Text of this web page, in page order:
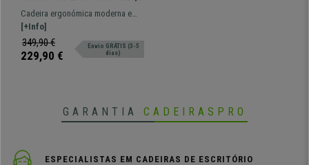
Sem Apoia Braços, Apoio
Lombar, em Pano, Vermelho
Cadeira ergonómica moderna e
confortável, o modelo perfeito
para uso profissional dada a
grande resistência e conforto.
[+Info]
349,90 €
229,90 €
Envio GRÁTIS (3-5
dias)
GARANTIA CADEIRASPRO
ESPECIALISTAS EM CADEIRAS DE ESCRITÓRIO